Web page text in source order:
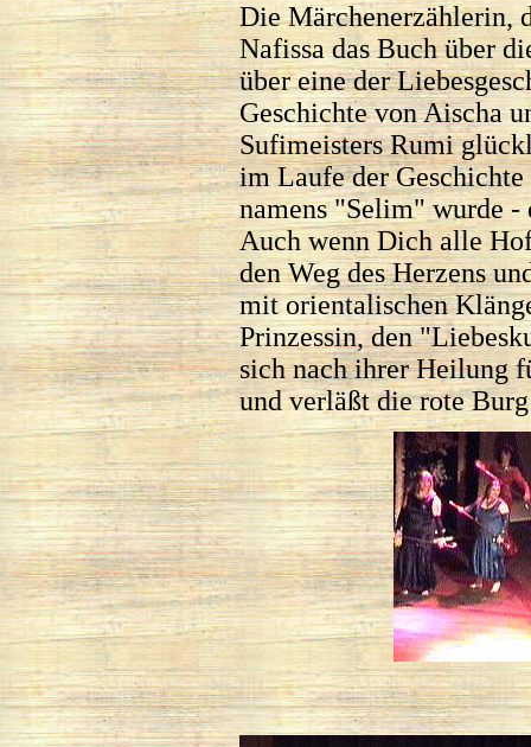
Die Märchenerzählerin,
Nafissa das Buch über
über eine der
Geschichte von Aischa
Sufimeisters Rumi
im Laufe der
namens "Selim" wurde -
Auch wenn Dich alle
den Weg des Herzens
mit orientalischen
Prinzessin, den
sich nach ihrer Heilung
und verläßt die rote